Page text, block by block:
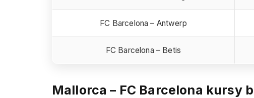
FC Barcelona – Antwerp
FC Barcelona – Betis
Mallorca – FC Barcelona kursy